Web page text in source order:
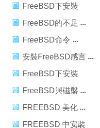
FreeBSD下安裝
apache2+mysql5+php5
FreeBSD的不足
FreeBSD命令
安裝FreeBSD感言
FreeBSD下安裝
apache2+mysql5+php5
FreeBSD與磁盤
FREEBSD 美化
FREEBSD 中安裝